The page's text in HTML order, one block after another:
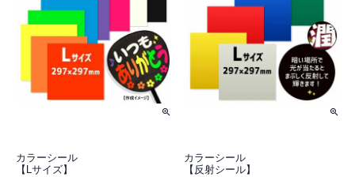
カラーシール
【Lサイズ】
カラーシール
【反射シール】